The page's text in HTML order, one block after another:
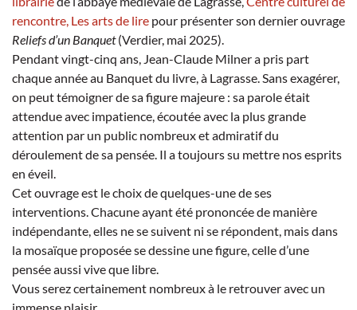
rencontre, Les arts de lire pour présenter son dernier ouvrage
Reliefs d’un Banquet(Verdier, mai 2025).
Pendant vingt-cinq ans, Jean-Claude Milner a pris part
chaque année au Banquet du livre, à Lagrasse. Sans exagérer,
on peut témoigner de sa figure majeure : sa parole était
attendue avec impatience, écoutée avec la plus grande
attention par un public nombreux et admiratif du
déroulement de sa pensée. Il a toujours su mettre nos esprits
en éveil.
Cet ouvrage est le choix de quelques-une de ses
interventions. Chacune ayant été prononcée de manière
indépendante, elles ne se suivent ni se répondent, mais dans
la mosaïque proposée se dessine une figure, celle d’une
pensée aussi vive que libre.
Vous serez certainement nombreux à le retrouver avec un